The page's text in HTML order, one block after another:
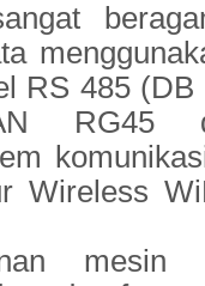
RS 485 (DB
RG45
Wireless
mesin